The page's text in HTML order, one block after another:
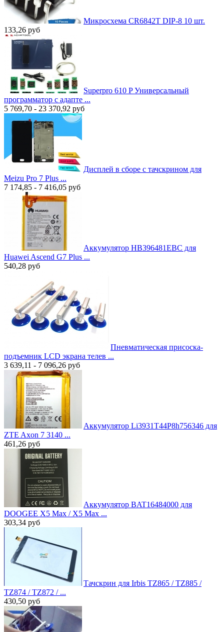
Микросхема CR6842T DIP-8 10 шт.
133,26 руб
Superpro 610 P Универсальный
программатор с адапте ...
5 769,70 - 23 370,92 руб
Дисплей в сборе с тачскрином для
Meizu Pro 7 Plus ...
7 174,85 - 7 416,05 руб
Аккумулятор HB396481EBC для
Huawei Ascend G7 Plus ...
540,28 руб
Пневматическая присоска-
подъемник LCD экрана телев ...
3 639,11 - 7 096,26 руб
Аккумулятор Li3931T44P8h756346 для
ZTE Axon 7 3140 ...
461,26 руб
Аккумулятор BAT16484000 для
DOOGEE X5 Max / X5 Max ...
303,34 руб
Тачскрин для Irbis TZ865 / TZ885 /
TZ874 / TZ872 / ...
430,50 руб